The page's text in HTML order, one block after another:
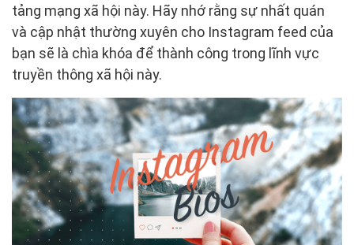
tảng mạng xã hội này. Hãy nhớ rằng sự nhất quán
và cập nhật thường xuyên cho Instagram feed của
bạn sẽ là chìa khóa để thành công trong lĩnh vực
truyền thông xã hội này.